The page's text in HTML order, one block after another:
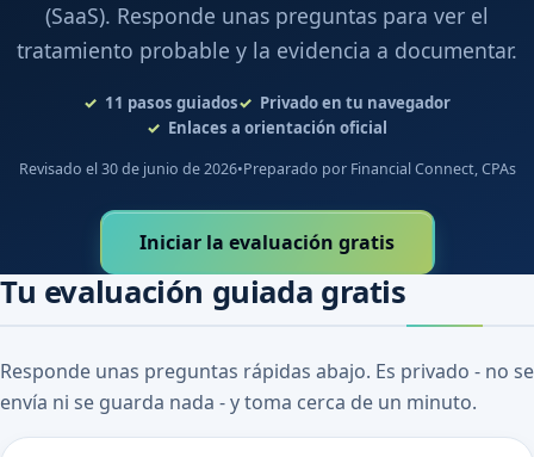
(SaaS). Responde unas preguntas para ver el
tratamiento probable y la evidencia a documentar.
11 pasos guiados
Privado en tu navegador
Enlaces a orientación oficial
Revisado el 30 de junio de 2026•Preparado por Financial Connect, CPAs
Iniciar la evaluación gratis
Tu evaluación guiada gratis
Responde unas preguntas rápidas abajo. Es privado - no se
envía ni se guarda nada - y toma cerca de un minuto.